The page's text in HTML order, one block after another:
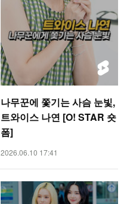
나무꾼에 쫓기는 사슴 눈빛,
트와이스 나연 [O! STAR 숏
폼]
2026.06.10 17:41